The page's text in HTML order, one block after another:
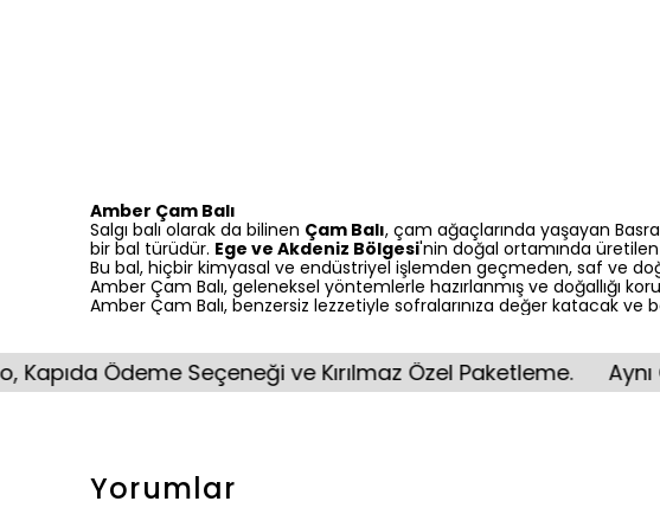
Amber Çam Balı
Salgı balı olarak da bilinen Çam Balı, çam ağaçlarında yaşayan
bir bal türüdür. Ege ve Akdeniz Bölgesi'nin doğal ortamında üretilen
Bu bal, hiçbir kimyasal ve endüstriyel işlemden geçmeden, saf ve
Amber Çam Balı, geleneksel yöntemlerle hazırlanmış ve doğallığı
Amber Çam Balı, benzersiz lezzetiyle sofralarınıza değer katacak
Ödeme Seçeneği ve Kırılmaz Özel Paketleme. Aynı Gün
Yorumlar